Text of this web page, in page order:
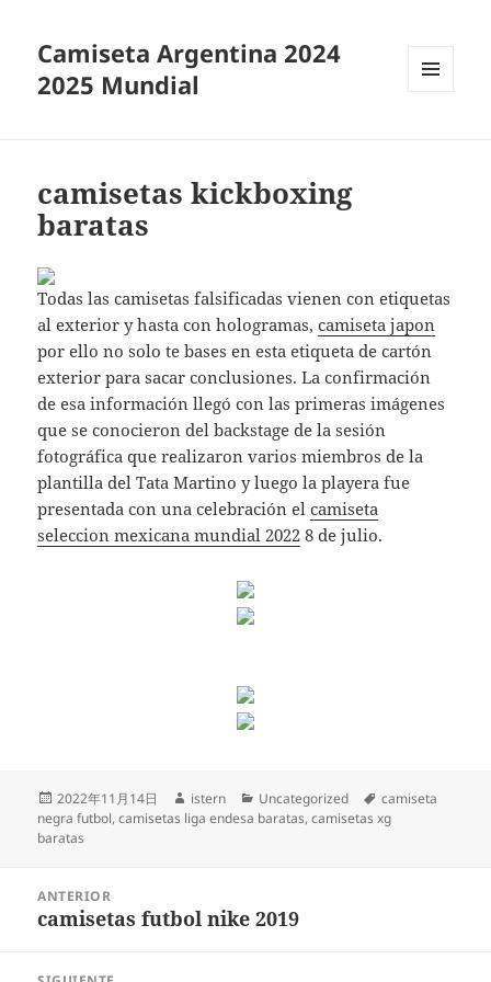
Camiseta Argentina 2024
2025 Mundial
camisetas kickboxing
baratas
Todas las camisetas falsificadas vienen con etiquetas
al exterior y hasta con hologramas,camiseta japon
por ello no solo te bases en esta etiqueta de cartón
exterior para sacar conclusiones. La confirmación
de esa información llegó con las primeras imágenes
que se conocieron del backstage de la sesión
fotográfica que realizaron varios miembros de la
plantilla del Tata Martino y luego la playera fue
presentada con una celebración elcamiseta
seleccion mexicana mundial 2022 8 de julio.
Publicado
el
2022年11月14日 Autor
istern Categorías
Uncategorized Etiquetas
camiseta
negra futbol,camisetas liga endesa baratas,camisetas xg
baratas
entradas
ANTERIOR
Entrada
camisetas futbol nike 2019